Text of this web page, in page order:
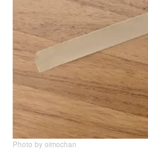
Photo by oimochan